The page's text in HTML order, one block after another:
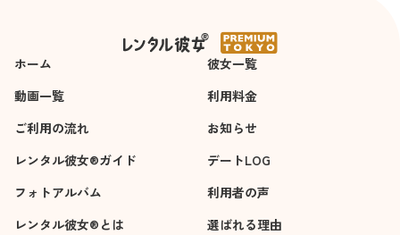
ホーム
彼女一覧
動画一覧
利用料金
ご利用の流れ
お知らせ
レンタル彼女®ガイド
デートLOG
フォトアルバム
利用者の声
レンタル彼女®とは
選ばれる理由